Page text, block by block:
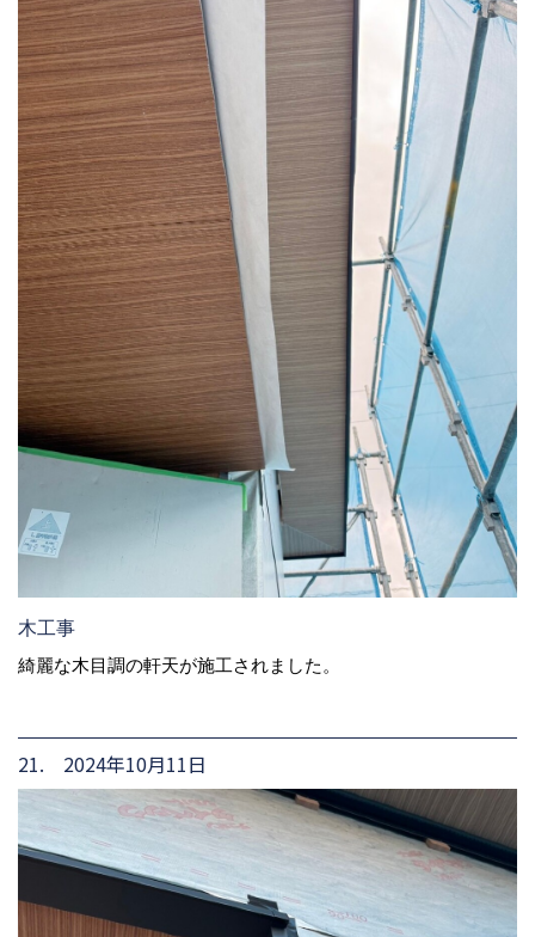
木工事
綺麗な木目調の軒天が施工されました。
21. 2024年10月11日